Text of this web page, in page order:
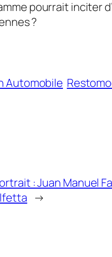
pourrait inciter
?
Automobile
: Juan Manuel
→